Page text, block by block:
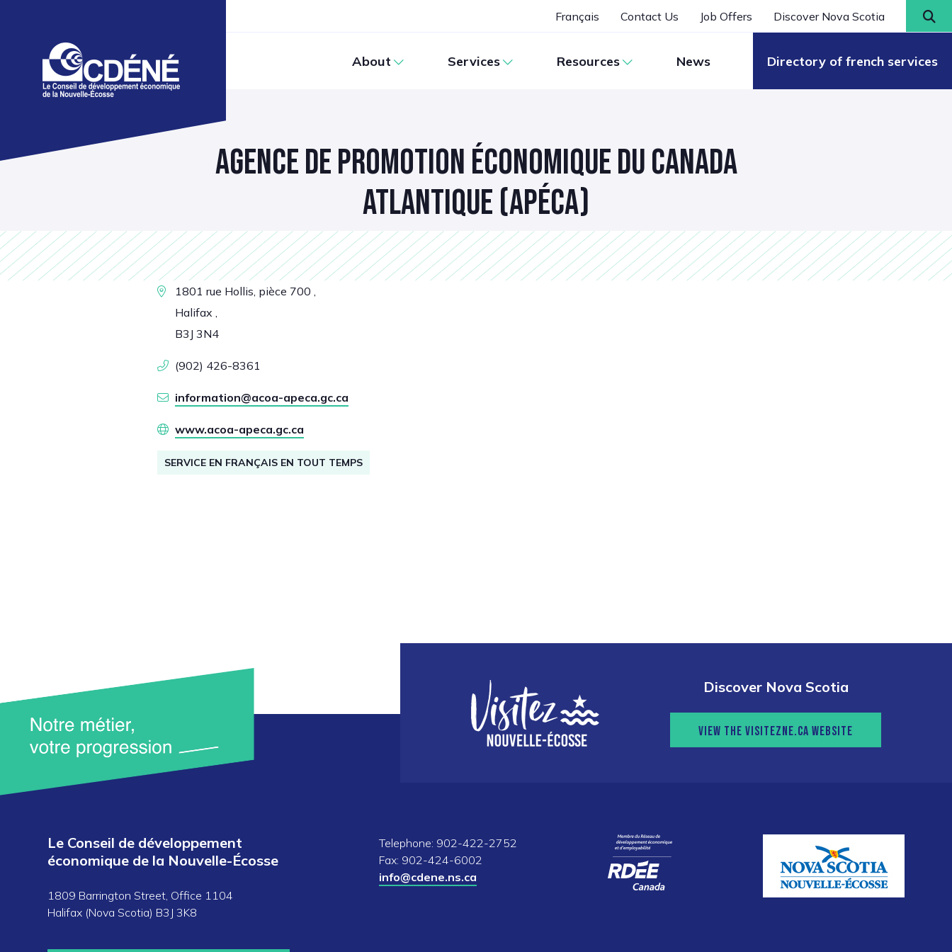
Français Contact Us Job Offers Discover Nova Scotia
About Services Resources News Directory of french services
AGENCE DE PROMOTION ÉCONOMIQUE DU CANADA
ATLANTIQUE (APÉCA)
1801 rue Hollis, pièce 700 ,
Halifax ,
B3J 3N4
(902) 426-8361
information@acoa-apeca.gc.ca
www.acoa-apeca.gc.ca
SERVICE EN FRANÇAIS EN TOUT TEMPS
Discover Nova Scotia
VIEW THE VISITEZNE.CA WEBSITE
Le Conseil de développement
économique de la Nouvelle-Écosse
1809 Barrington Street, Office 1104
Halifax (Nova Scotia) B3J 3K8
Telephone: 902-422-2752
Fax: 902-424-6002
info@cdene.ns.ca